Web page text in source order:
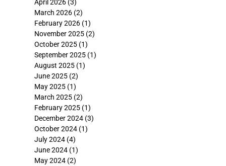
April 2026(3)
March 2026(2)
February 2026(1)
November 2025(2)
October 2025(1)
September 2025(1)
August 2025(1)
June 2025(2)
May 2025(1)
March 2025(2)
February 2025(1)
December 2024(3)
October 2024(1)
July 2024(4)
June 2024(1)
May 2024(2)